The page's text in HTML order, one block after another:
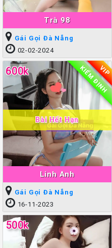
Trà 98
Gái Gọi Đà Nẵng
02-02-2024
Linh Anh
600k VIP
KIỂM ĐỊNH
Bài Hết Hạn
Gái Gọi Đà Nẵng
16-11-2023
500k